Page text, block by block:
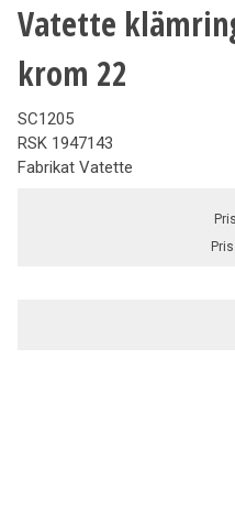
Vatette
krom 22
SC1205
RSK 1947143
Fabrikat Vatette